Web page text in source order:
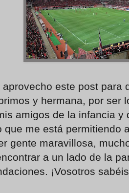
este post para
y hermana, por ser
amigos de la infancia y
que me está permitiendo
gente maravillosa,
a un lado de la
¡Vosotros